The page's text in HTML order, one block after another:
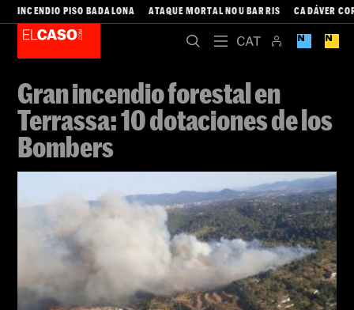
INCENDIO PISO BADALONA ATAQUE MORTAL NOU BARRIS CADÁVER
Gran incendio forestal en
Terrassa: 10 dotaciones de los
Bombers